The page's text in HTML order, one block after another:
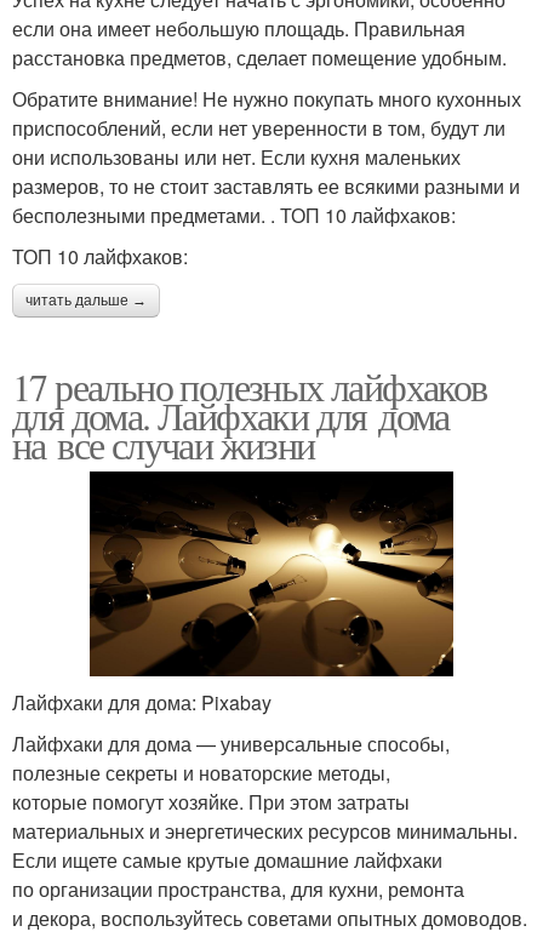
если она имеет небольшую площадь. Правильная
расстановка предметов, сделает помещение удобным.
Обратите внимание! Не нужно покупать много кухонных
приспособлений, если нет уверенности в том, будут ли
они использованы или нет. Если кухня маленьких
размеров, то не стоит заставлять ее всякими разными и
бесполезными предметами. . ТОП 10 лайфхаков:
ТОП 10 лайфхаков:
читать дальше →
17 реально полезных лайфхаков
для дома. Лайфхаки для дома
на все случаи жизни
Лайфхаки для дома: Pixabay
Лайфхаки для дома — универсальные способы,
полезные секреты и новаторские методы,
которые помогут хозяйке. При этом затраты
материальных и энергетических ресурсов минимальны.
Если ищете самые крутые домашние лайфхаки
по организации пространства, для кухни, ремонта
и декора, воспользуйтесь советами опытных домоводов.